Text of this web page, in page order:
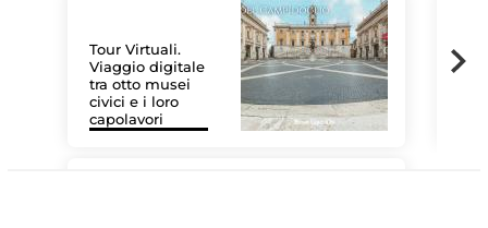
Tour Virtuali.
Viaggio digitale
tra otto musei
civici e i loro
capolavori